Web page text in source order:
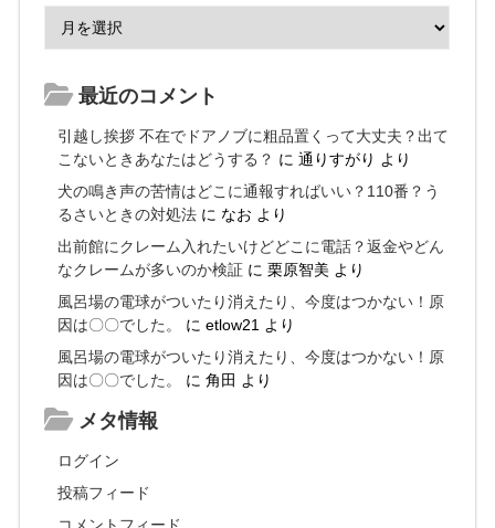
最近のコメント
引越し挨拶 不在でドアノブに粗品置くって大丈夫？出て
こないときあなたはどうする？ に通りすがり より
犬の鳴き声の苦情はどこに通報すればいい？110番？う
るさいときの対処法 に なお より
出前館にクレーム入れたいけどどこに電話？返金やどん
なクレームが多いのか検証 に栗原智美 より
風呂場の電球がついたり消えたり、今度はつかない！原
因は〇〇でした。
にetlow21 より
風呂場の電球がついたり消えたり、今度はつかない！原
因は〇〇でした。
に角田 より
メタ情報
ログイン
投稿フィード
コメントフィード